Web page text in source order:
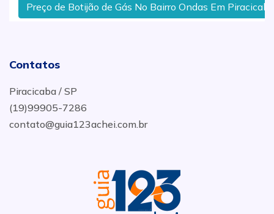
Preço de Botijão de Gás No Bairro Ondas Em Piracicaba
Contatos
Piracicaba / SP
(19)99905-7286
contato@guia123achei.com.br